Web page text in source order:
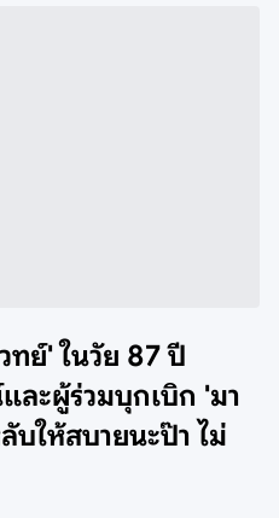
ย์' ในวัย 87 ปี
ะผู้ร่วมบุกเบิก 'มา
บให้สบายนะป๊า ไม่